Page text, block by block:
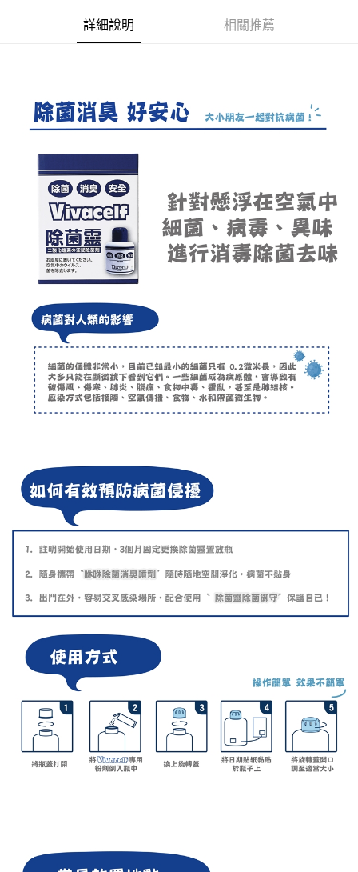
【「AFTEE先享後付」結帳流程】
１．於結帳方式選擇「AFTEE先享後付」後，將跳轉至「AFTEE先享後付」
結帳頁面，進行簡訊認證並確認金額後，即可完成結帳。
※ 請注意：結帳手續完成當下不需立刻繳費，但若您需要取消訂單，請聯絡
購買商品的店家。未經商家同意取消之訂單仍視為有效，需透過AFTEE先享
後付繳納相關費用。
客戶支援中心」https://netprotections.freshdesk.com/support/home
【注意事項】
１．透過由恩沛科技股份有限公司提供之「AFTEE先享後付」服務完成之交
易，需依本服務之必要範圍內提供個人資料，並將交易相關給付款項請求債
權轉讓予恩沛科技股份有限公司。
２．關於個人資料處理事宜，請瀏覽以下網址：
https://aftee.tw/terms/#terms3
「AFTEE先享後付」，若未經同意申辦者引起之損失，本公司不負相關責
任。
４．使用「AFTEE先享後付」時，將依據個別帳號之用戶狀況，依本公司即
時審查核予不同之上限額度；若仍有額度不足之情形，本公司將視審查結果
請求用戶進行身份認證。
５．嚴禁一人註冊多個帳號或使用他人資訊註冊。若發現惡意使用之情形，
恩沛科技股份有限公司將有權停止該用戶之使用額度並採取法律行動。
7-11取貨付款
每筆NT$80，滿NT$600(含以上)免運費
免運費
詳細說明 相關推薦